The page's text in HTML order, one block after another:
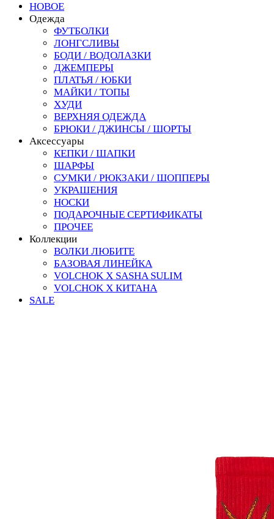
НОВОЕ
Одежда
ФУТБОЛКИ
ЛОНГСЛИВЫ
БОДИ / ВОДОЛАЗКИ
ДЖЕМПЕРЫ
ПЛАТЬЯ / ЮБКИ
МАЙКИ / ТОПЫ
ХУДИ
ВЕРХНЯЯ ОДЕЖДА
БРЮКИ / ДЖИНСЫ / ШОРТЫ
Аксессуары
КЕПКИ / ШАПКИ
ШАРФЫ
СУМКИ / РЮКЗАКИ / ШОППЕРЫ
УКРАШЕНИЯ
НОСКИ
ПОДАРОЧНЫЕ СЕРТИФИКАТЫ
ПРОЧЕЕ
Коллекции
ВОЛКИ ЛЮБИТЕ
БАЗОВАЯ ЛИНЕЙКА
VOLCHOK X SASHA SULIM
VOLCHOK X КИТАНА
SALE